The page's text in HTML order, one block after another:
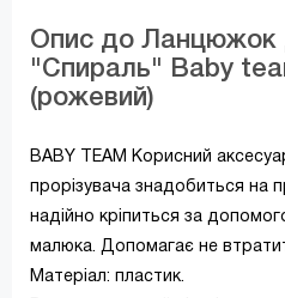
Опис до Ланцюжок
"Спираль" Baby
(рожевий)
BABY TEAM Корисний
прорізувача знадобиться на
надійно кріпиться за
малюка. Допомагає не
Матеріал: пластик.